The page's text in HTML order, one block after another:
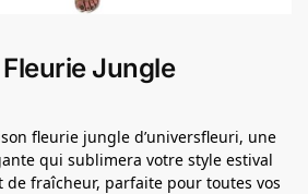
Jungle
fleurie jungle d’universfleuri, une
qui sublimera votre style estival
de fraîcheur, parfaite pour toutes vos